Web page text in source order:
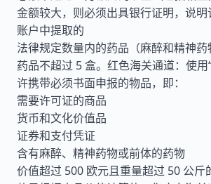
金额较大，则必须出具银行证明，说
账户中提取的
法律规定数量内的药品（麻醉和精神
药品不超过 5 盒。红色海关通道：使用
许携带必须书面申报的物品，即：
需要许可证的商品
货币和文化价值品
证券和支付凭证
含有麻醉、精神药物或前体的药物
价值超过 500 欧元且重量超过 50 公斤